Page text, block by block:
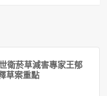
衛菸草減害專家王郁
草案重點